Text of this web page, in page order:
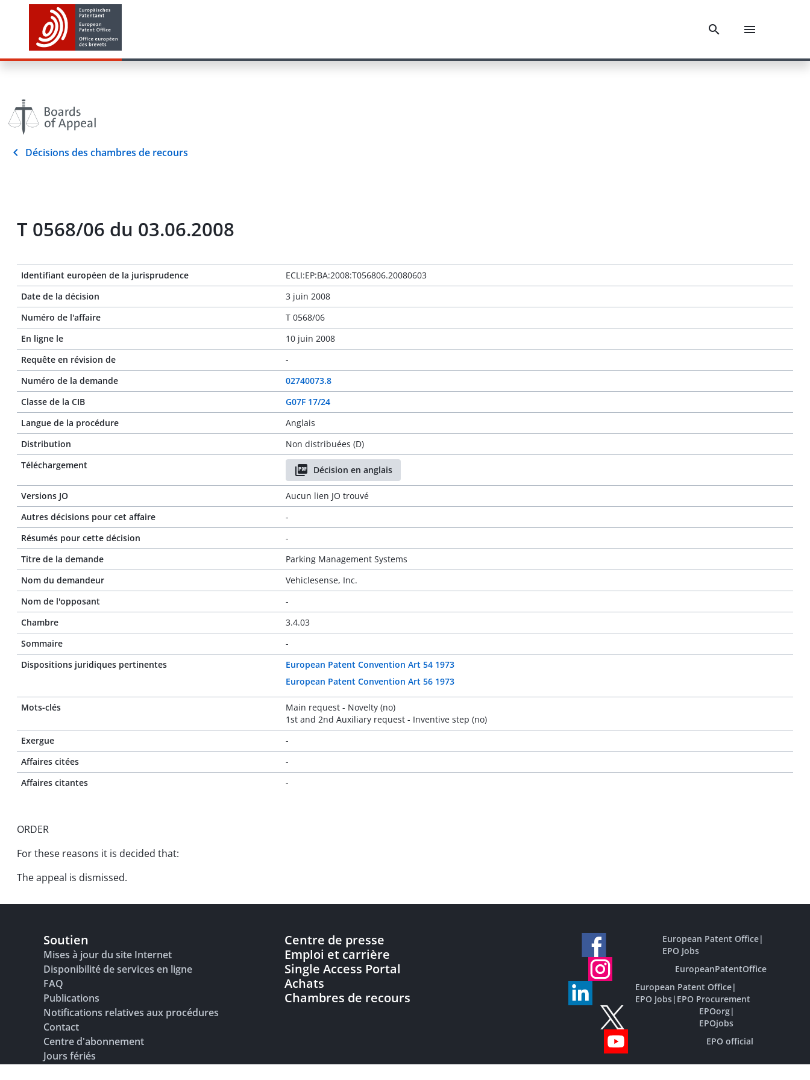
Décisions des chambres de recours
T 0568/06 du 03.06.2008
Identifiant européen de la jurisprudence
ECLI:EP:BA:2008:T056806.20080603
Date de la décision
3 juin 2008
Numéro de l'affaire
T 0568/06
En ligne le
10 juin 2008
Requête en révision de
-
Numéro de la demande
02740073.8
Classe de la CIB
G07F 17/24
Langue de la procédure
Anglais
Distribution
Non distribuées (D)
Téléchargement
Décision en anglais
Versions JO
Aucun lien JO trouvé
Autres décisions pour cet affaire
-
Résumés pour cette décision
-
Titre de la demande
Parking Management Systems
Nom du demandeur
Vehiclesense, Inc.
Nom de l'opposant
-
Chambre
3.4.03
Sommaire
-
Dispositions juridiques pertinentes
European Patent Convention Art 54 1973
European Patent Convention Art 56 1973
Mots-clés
Main request - Novelty (no)
1st and 2nd Auxiliary request - Inventive step (no)
Exergue
-
Affaires citées
-
Affaires citantes
-
ORDER
For these reasons it is decided that:
The appeal is dismissed.
Soutien
Mises à jour du site Internet
Disponibilité de services en ligne
FAQ
Publications
Notifications relatives aux procédures
Contact
Centre d'abonnement
Jours fériés
Centre de presse
Emploi et carrière
Single Access Portal
Achats
Chambres de recours
European Patent Office|
EPO Jobs
EuropeanPatentOffice
European Patent Office|
EPO Jobs| EPO Procurement
EPOorg|
EPOjobs
EPO official